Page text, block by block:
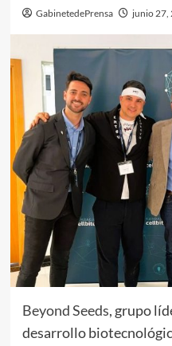
GabinetedePrensa junio 27,
Beyond Seeds, grupo
desarrollo